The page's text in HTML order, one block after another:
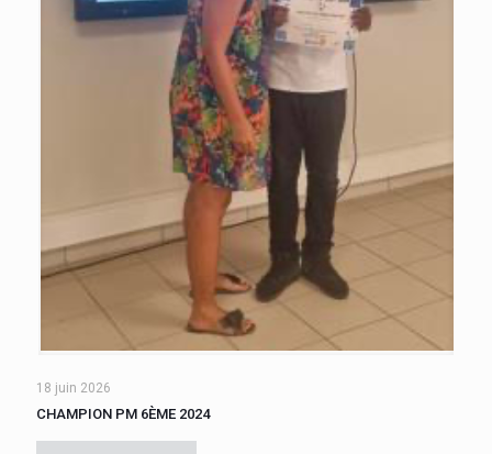
Une finale opposant les classes de 601 et 602 a vu la victoire
de WILLIAM Chris, de 601, qui obtient le titre de meilleur 6ème.
18 juin 2026
CHAMPION PM 6ÈME 2024